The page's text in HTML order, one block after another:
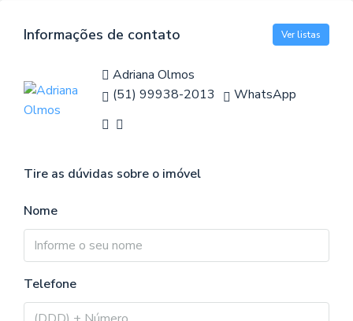
Informações de contato Ver listas
Adriana Olmos
(51) 99938-2013
WhatsApp
Tire as dúvidas sobre o imóvel
Nome
Telefone